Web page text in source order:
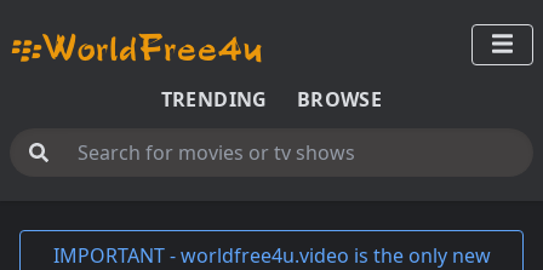
TRENDING BROWSE
IMPORTANT - worldfree4u.video is the only new